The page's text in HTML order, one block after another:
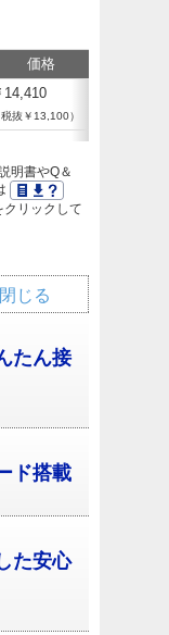
価格
14,410
税抜￥13,100）
明書やQ＆
クリックして
じる
たん接
ド搭載
た安心